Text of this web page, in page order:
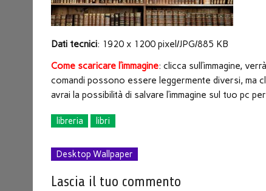
Dati tecnici: 1920 x 1200 pixel/JPG/885 KB
Come scaricare l’immagine: clicca sull’immagine,
comandi possono essere leggermente diversi, ma
avrai la possibilità di salvare l’immagine sul tuo pc
libreria libri
Desktop Wallpaper
Lascia il tuo commento